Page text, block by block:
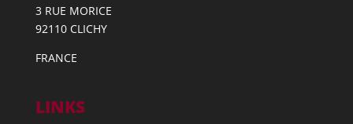
3 RUE MORICE
92110 CLICHY
FRANCE
LINKS